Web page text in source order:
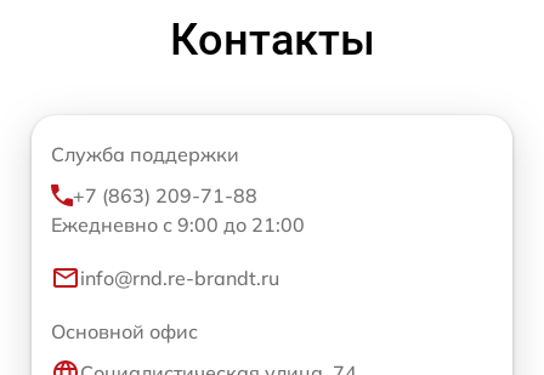
Контакты
Служба поддержки
+7 (863) 209-71-88
Ежедневно с 9:00 до 21:00
info@rnd.re-brandt.ru
Основной офис